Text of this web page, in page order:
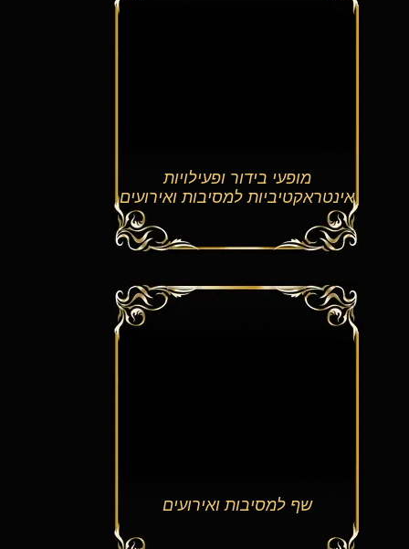
מופעי בידור ופעילויות
אינטראקטיביות למסיבות ואירועים
שף למסיבות ואירועים